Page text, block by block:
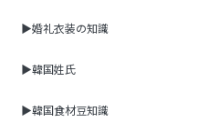
▶婚礼衣装の知識
▶韓国姓氏
▶韓国食材豆知識